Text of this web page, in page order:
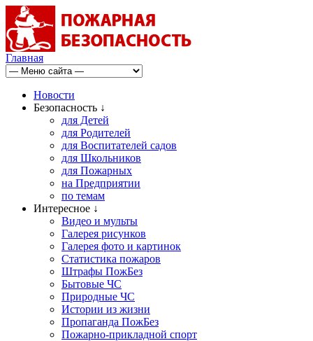
Главная
Новости
Безопасность ↓
для Детей
для Родителей
для Воспитателей садов
для Школьников
для Пожарных
на Предприятии
по темам
Интересное ↓
Видео и мульты
Галерея рисунков
Галерея фото и картинок
Статистика пожаров
Штрафы ПожБез
Бытовые ЧС
Природные ЧС
Истории из жизни
Пропаганда ПожБез
Пожарно-прикладной спорт